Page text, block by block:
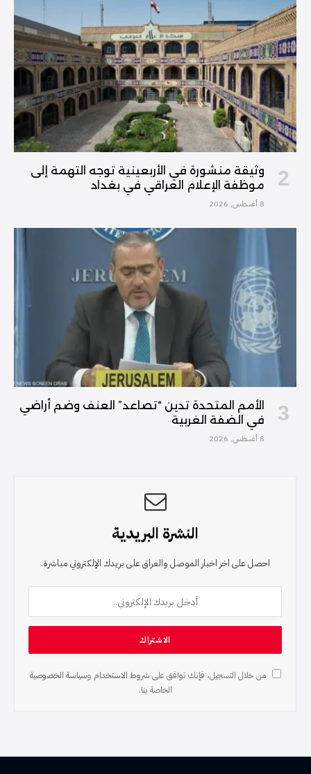
وثيقة منشورة في الأربعينية توجه التهمة إلى
موظفة الإعلام العراقي في بغداد
8 أغسطس, 2026
الأمم المتحدة تدين “تصاعد” العنف وضم أراضي
في الضفة الغربية
8 أغسطس, 2026
النشرة البريدية
احصل على اخر اخبار الموصل والعراق على بريدك الإلكتروني مباشرة.
من خلال التسجيل، فإنك توافق على شروط الاستخدام وسياسة الخصوصية
الخاصة بنا.